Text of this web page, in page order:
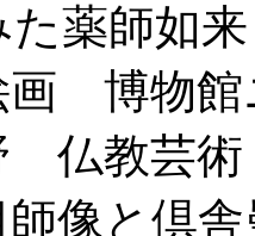
た薬師如
画 博物
仏教芸
師像と倶